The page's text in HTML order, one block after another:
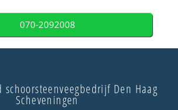
070-2092008
Den Haag
Scheveningen